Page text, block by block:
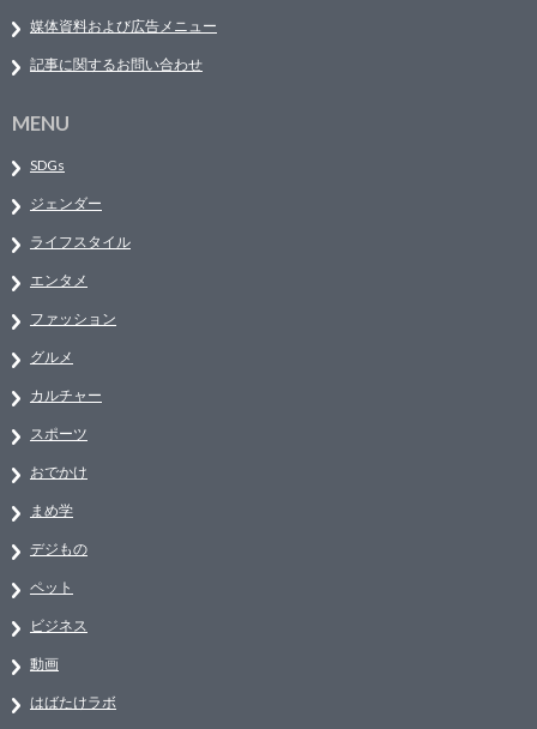
媒体資料および広告メニュー
記事に関するお問い合わせ
MENU
SDGs
ジェンダー
ライフスタイル
エンタメ
ファッション
グルメ
カルチャー
スポーツ
おでかけ
まめ学
デジもの
ペット
ビジネス
動画
はばたけラボ